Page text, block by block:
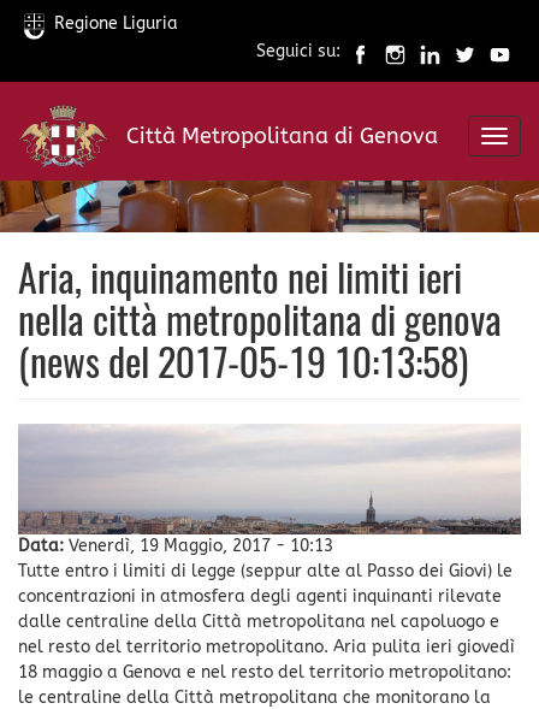
Salta
contenuto
principale
Regione Liguria
Seguici su:
Città Metropolitana di Genova
Aria, inquinamento nei limiti ieri
nella città metropolitana di genova
(news del 2017-05-19 10:13:58)
Data: Venerdì, 19 Maggio, 2017 - 10:13
Tutte entro i limiti di legge (seppur alte al Passo dei Giovi) le
concentrazioni in atmosfera degli agenti inquinanti rilevate
dalle centraline della Città metropolitana nel capoluogo e
nel resto del territorio metropolitano. Aria pulita ieri giovedì
18 maggio a Genova e nel resto del territorio metropolitano:
le centraline della Città metropolitana che monitorano la